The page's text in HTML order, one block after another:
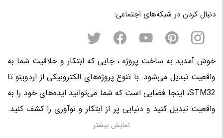
دنبال کردن در شبکه‌های اجتماعی:
خوش آمدید به ساخت پروژه ، جایی که ابتکار و خلاقیت شما به
واقعیت تبدیل می‌شود. با تنوع پروژه‌های الکترونیکی از اردوینو تا
STM32، اینجا فضایی است که شما می‌توانید ایده‌های خود را به
واقعیت تبدیل کنید و دنیایی پر از ابتکار و نوآوری را کشف کنید.
منتظر حضور فعال شما در این سرزمین الکترونیکی هستیم!
نمایش بیشتر